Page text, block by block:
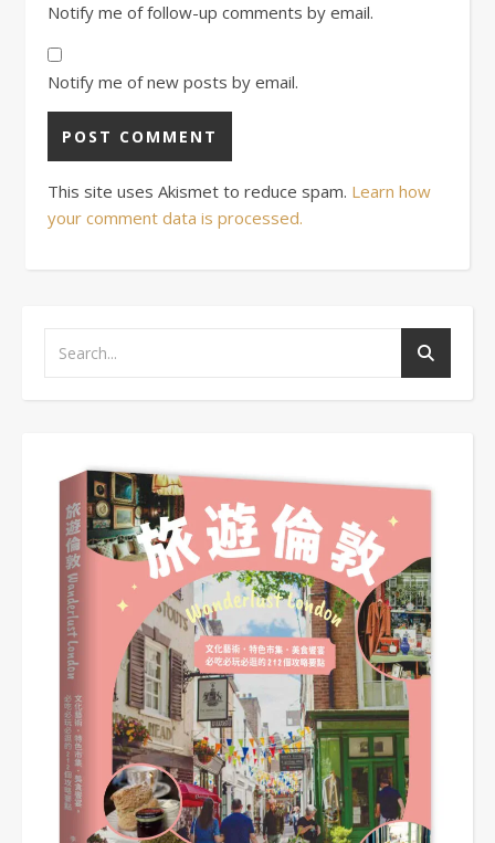
Notify me of follow-up comments by email.
Notify me of new posts by email.
This site uses Akismet to reduce spam. Learn how
your comment data is processed.